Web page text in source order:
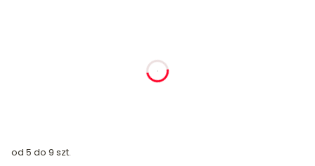
od 5 do 9 szt.